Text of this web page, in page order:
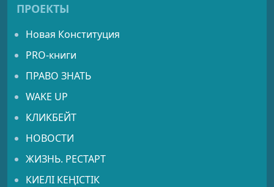
ПРОЕКТЫ
Новая Конституция
PRO-книги
ПРАВО ЗНАТЬ
WAKE UP
КЛИКБЕЙТ
НОВОСТИ
ЖИЗНЬ. РЕСТАРТ
КИЕЛІ КЕҢІСТІК